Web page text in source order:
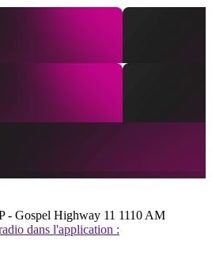
- Gospel Highway 11 1110 AM
dans l'application :